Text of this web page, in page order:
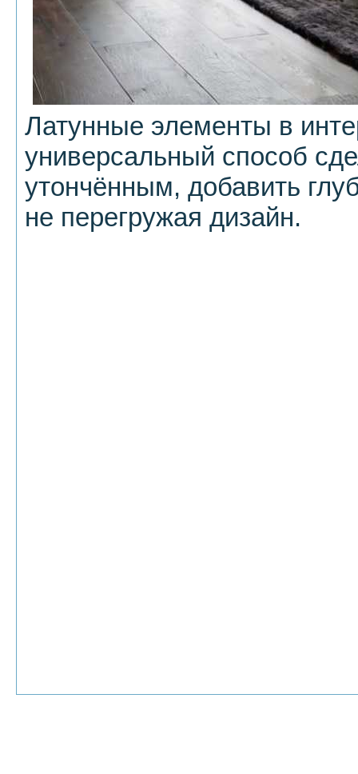
Латунные элементы в
универсальный способ
утончённым, добавить
не перегружая дизайн.